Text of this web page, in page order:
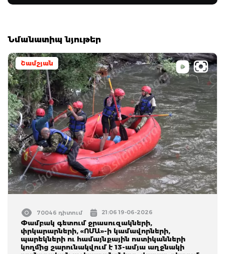
Նմանատիպ նյութեր
Շամշյան
70046 դիտում 21:06 19-06-2026
Փամբակ գետում ջրասուզակների,
փրկարարների, «ՈՄԱ»-ի կամավորների,
պարեկների ու համայնքային ոստիկանների
կողմից շարունակվում է 13-ամյա աղջնակի